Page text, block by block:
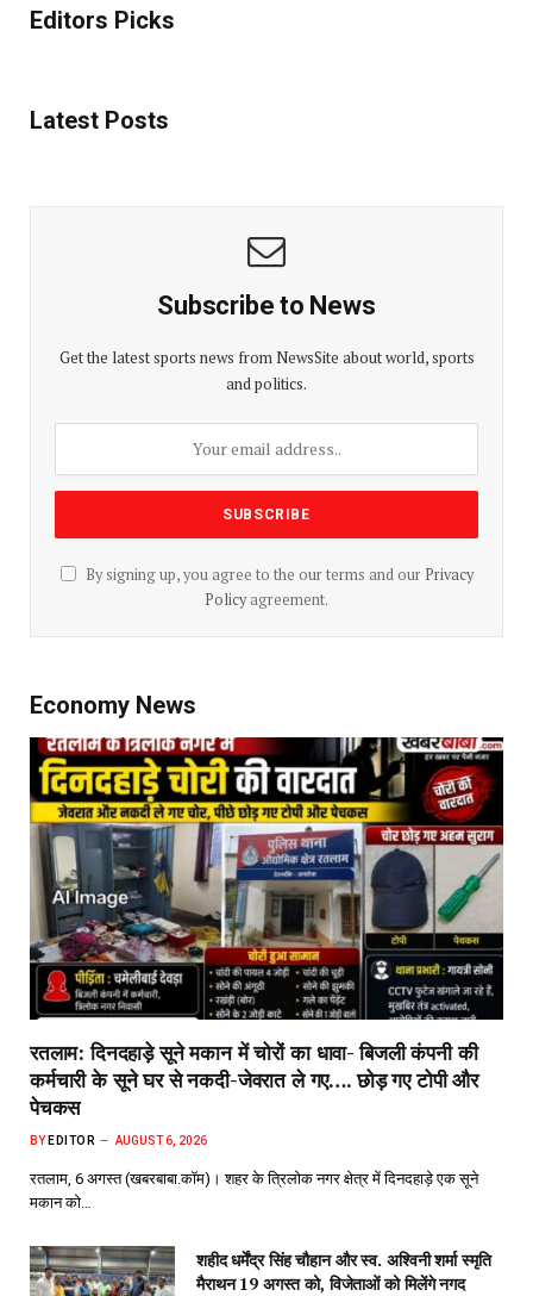
Editors Picks
Latest Posts
Subscribe to News
Get the latest sports news from NewsSite about world, sports
and politics.
By signing up, you agree to the our terms and our Privacy
Policyagreement.
Economy News
रतलाम: दिनदहाड़े सूने मकान में चोरों का धावा- बिजली कंपनी की
कर्मचारी के सूने घर से नकदी-जेवरात ले गए…. छोड़ गए टोपी और
पेचकस
BY EDITOR AUGUST 6, 2026
रतलाम, 6 अगस्त (खबरबाबा.कॉम)। शहर के त्रिलोक नगर क्षेत्र में दिनदहाड़े एक सूने
मकान को…
शहीद धर्मेंद्र सिंह चौहान और स्व. अश्विनी शर्मा स्मृति
मैराथन 19 अगस्त को, विजेताओं को मिलेंगे नगद